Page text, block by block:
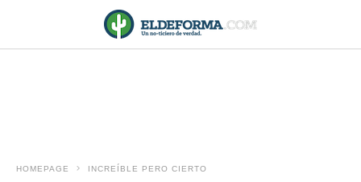
HOMEPAGE INCREÍBLE PERO CIERTO